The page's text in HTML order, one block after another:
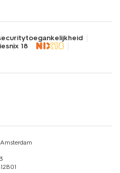
toegankelijkheid
nix 18